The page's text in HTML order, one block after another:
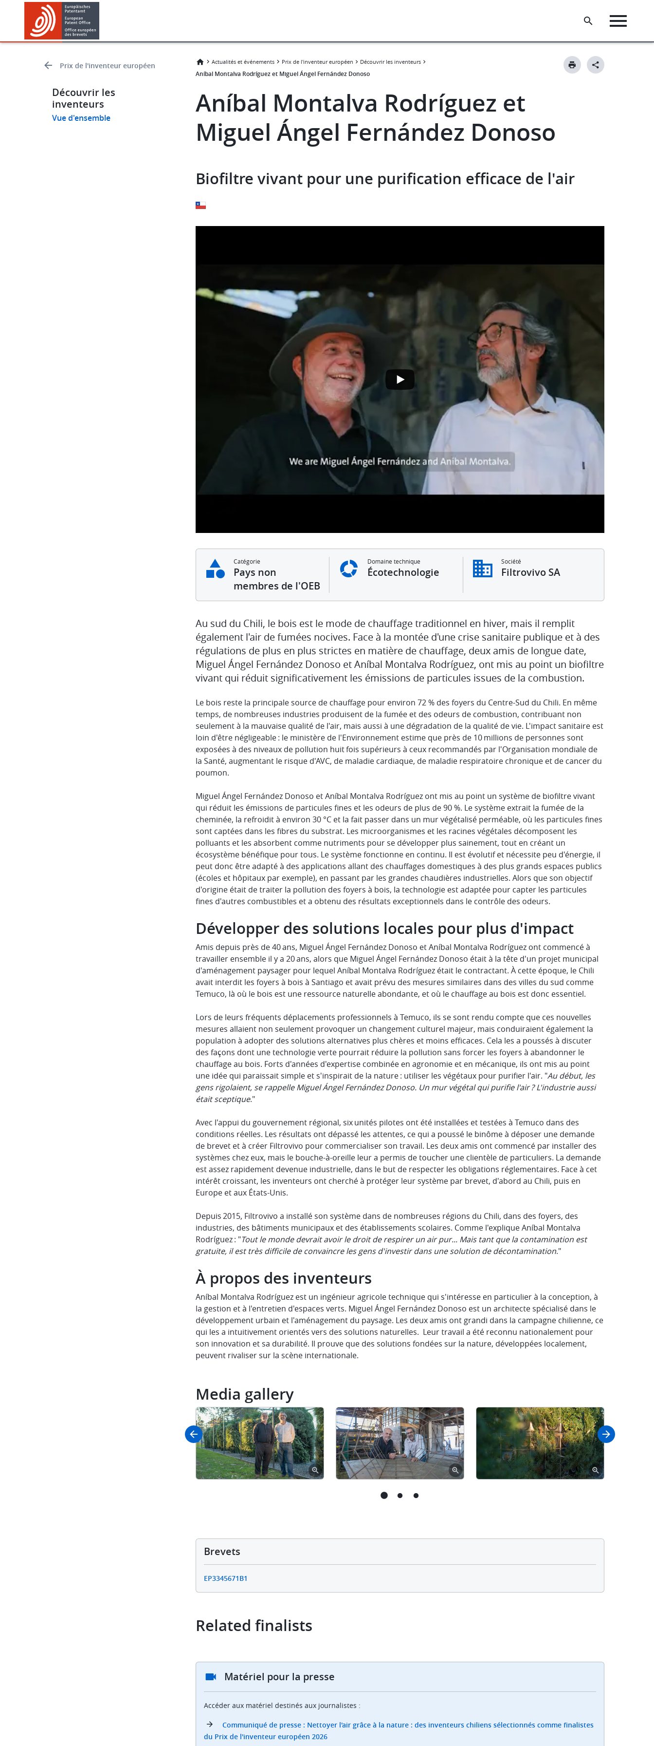
content
Prix de l'inventeur européen
Découvrir les
inventeurs
Vue d'ensemble
Actualités et événements Prix de l'inventeur européen Découvrir les inventeurs
Aníbal Montalva Rodríguez​ et ​​Miguel Ángel Fernández Donoso
Aníbal Montalva Rodríguez​ et ​​
Miguel Ángel Fernández Donoso
Biofiltre vivant pour une purification efficace de l'air
Catégorie
Pays non
membres de l'OEB
Domaine technique
Écotechnologie
Société
Filtrovivo SA
Au sud du Chili, le bois est le mode de chauffage traditionnel en hiver, mais il remplit
également l'air de fumées nocives. Face à la montée d'une crise sanitaire publique et à des
régulations de plus en plus strictes en matière de chauffage, deux amis de longue date,
Miguel Ángel Fernández Donoso et Aníbal Montalva Rodríguez, ont mis au point un biofiltre
vivant qui réduit significativement les émissions de particules issues de la combustion.
Le bois reste la principale source de chauffage pour environ 72 % des foyers du Centre-Sud du Chili. En même
temps, de nombreuses industries produisent de la fumée et des odeurs de combustion, contribuant non
seulement à la mauvaise qualité de l'air, mais aussi à une dégradation de la qualité de vie. L'impact sanitaire est
loin d'être négligeable : le ministère de l'Environnement estime que près de 10 millions de personnes sont
exposées à des niveaux de pollution huit fois supérieurs à ceux recommandés par l'Organisation mondiale de
la Santé, augmentant le risque d'AVC, de maladie cardiaque, de maladie respiratoire chronique et de cancer du
poumon.
Miguel Ángel Fernández Donoso et Aníbal Montalva Rodríguez ont mis au point un système de biofiltre vivant
qui réduit les émissions de particules fines et les odeurs de plus de 90 %. Le système extrait la fumée de la
cheminée, la refroidit à environ 30 °C et la fait passer dans un mur végétalisé perméable, où les particules fines
sont captées dans les fibres du substrat. Les microorganismes et les racines végétales décomposent les
polluants et les absorbent comme nutriments pour se développer plus sainement, tout en créant un
écosystème bénéfique pour tous. Le système fonctionne en continu. Il est évolutif et nécessite peu d'énergie, il
peut donc être adapté à des applications allant des chauffages domestiques à des plus grands espaces publics
(écoles et hôpitaux par exemple), en passant par les grandes chaudières industrielles. Alors que son objectif
d'origine était de traiter la pollution des foyers à bois, la technologie est adaptée pour capter les particules
fines d'autres combustibles et a obtenu des résultats exceptionnels dans le contrôle des odeurs.
Développer des solutions locales pour plus d'impact
Amis depuis près de 40 ans, Miguel Ángel Fernández Donoso et Aníbal Montalva Rodríguez ont commencé à
travailler ensemble il y a 20 ans, alors que Miguel Ángel Fernández Donoso était à la tête d'un projet municipal
d'aménagement paysager pour lequel Aníbal Montalva Rodríguez était le contractant. À cette époque, le Chili
avait interdit les foyers à bois à Santiago et avait prévu des mesures similaires dans des villes du sud comme
Temuco, là où le bois est une ressource naturelle abondante, et où le chauffage au bois est donc essentiel.
Lors de leurs fréquents déplacements professionnels à Temuco, ils se sont rendu compte que ces nouvelles
mesures allaient non seulement provoquer un changement culturel majeur, mais conduiraient également la
population à adopter des solutions alternatives plus chères et moins efficaces. Cela les a poussés à discuter
des façons dont une technologie verte pourrait réduire la pollution sans forcer les foyers à abandonner le
chauffage au bois. Forts d'années d'expertise combinée en agronomie et en mécanique, ils ont mis au point
une idée qui paraissait simple et s'inspirait de la nature : utiliser les végétaux pour purifier l'air. "Au début, les
gens rigolaient, se rappelle Miguel Ángel Fernández Donoso. Un mur végétal qui purifie l'air ? L'industrie aussi
était sceptique."
Avec l'appui du gouvernement régional, six unités pilotes ont été installées et testées à Temuco dans des
conditions réelles. Les résultats ont dépassé les attentes, ce qui a poussé le binôme à déposer une demande
de brevet et à créer Filtrovivo pour commercialiser son travail. Les deux amis ont commencé par installer des
systèmes chez eux, mais le bouche-à-oreille leur a permis de toucher une clientèle de particuliers. La demande
est assez rapidement devenue industrielle, dans le but de respecter les obligations réglementaires. Face à cet
intérêt croissant, les inventeurs ont cherché à protéger leur système par brevet, d'abord au Chili, puis en
Europe et aux États-Unis.
Depuis 2015, Filtrovivo a installé son système dans de nombreuses régions du Chili, dans des foyers, des
industries, des bâtiments municipaux et des établissements scolaires. Comme l'explique Aníbal Montalva
Rodríguez : "Tout le monde devrait avoir le droit de respirer un air pur... Mais tant que la contamination est
gratuite, il est très difficile de convaincre les gens d'investir dans une solution de décontamination."
À propos des inventeurs
Aníbal Montalva Rodríguez est un ingénieur agricole technique qui s'intéresse en particulier à la conception, à
la gestion et à l'entretien d'espaces verts. Miguel Ángel Fernández Donoso est un architecte spécialisé dans le
développement urbain et l'aménagement du paysage. Les deux amis ont grandi dans la campagne chilienne, ce
qui les a intuitivement orientés vers des solutions naturelles. Leur travail a été reconnu nationalement pour
son innovation et sa durabilité. Il prouve que des solutions fondées sur la nature, développées localement,
peuvent rivaliser sur la scène internationale.
Media gallery
Brevets
EP3345671B1
Related finalists
Matériel pour la presse
Accéder aux matériel destinés aux journalistes :
Communiqué de presse : Nettoyer l'air grâce à la nature : des inventeurs chiliens sélectionnés comme finalistes
du Prix de l'inventeur européen 2026